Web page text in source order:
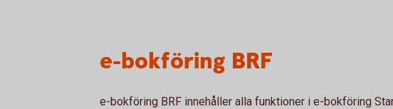
e-bokföring BRF
e-bokföring BRF innehåller alla funktioner i e-bokföring